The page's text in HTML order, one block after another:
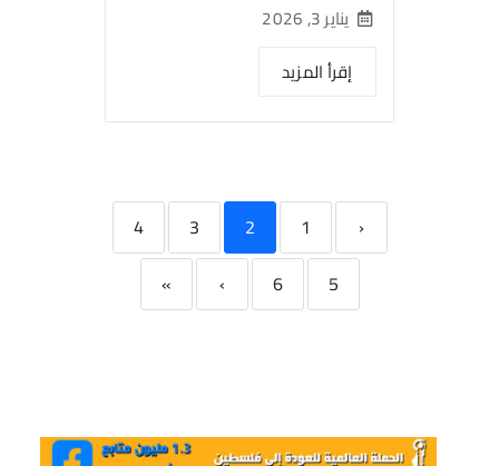
يناير 3, 2026
إقرأ المزيد
‹
1
2
3
4
5
6
›
»